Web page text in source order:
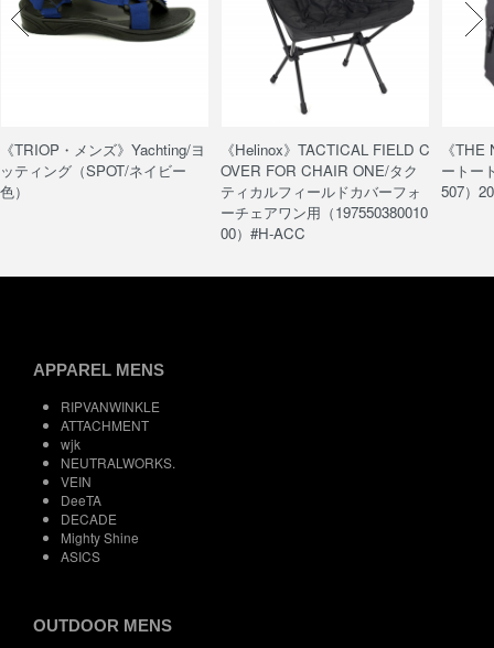
《TRIOP・メンズ》Yachting/ヨ
ッティング（SPOT/ネイビー
色）
《Helinox》TACTICAL FIELD C
OVER FOR CHAIR ONE/タク
ティカルフィールドカバーフォ
ーチェアワン用（197550380010
00）#H-ACC
《
ートー
507）
APPAREL MENS
RIPVANWINKLE
ATTACHMENT
wjk
NEUTRALWORKS.
VEIN
DeeTA
DECADE
Mighty Shine
ASICS
OUTDOOR MENS